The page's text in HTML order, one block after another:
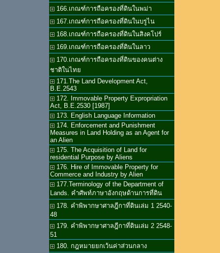
166.เกณฑ์การถือครองที่ดินในพม่า
167.เกณฑ์การถือครองที่ดินในบรูไน
168.เกณฑ์การถือครองที่ดินในสิงคโปร์
169.เกณฑ์การถือครองที่ดินในลาว
170.เกณฑ์การถือครองที่ดินของคนต่าง
ชาติในไทย
171.The Land Development Act,
B.E.2543
172. Immovable Property Expropriation
Act, B.E.2530 [1987]
173. English Language Information
174. Enforcement and Punishment
Measures in Land Holding as an Agent for
an Alien
175. The Acquisition of Land for
residential Purpose by Aliens
176. Hire of Immovable Property for
Commerce and Industry by Alien
177.Terminology of the Department of
Lands. คำศัพท์ภาษาอังกฤษด้านการที่ดิน
178. คำพิพากษาศาลฎีกาที่ดินเล่ม 1 2540-
48
179. คำพิพากษาศาลฎีกาที่ดินเล่ม 2 2548-
51
180. กฎหมายยกเว้นค่าส่วนกลาง